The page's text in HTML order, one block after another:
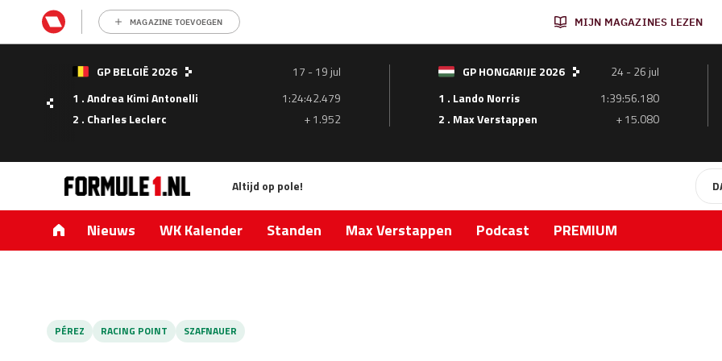
MAGAZINE TOEVOEGEN MIJN MAGAZINES LEZEN
GP BELGIË 2026
17 - 19 jul
1 . Andrea Kimi Antonelli
1:24:42.479
2 . Charles Leclerc
+ 1.952
GP HONGARIJE 2026
24 - 26 jul
1 . Lando Norris
1:39:56.180
2 . Max Verstappen
+ 15.080
Altijd op pole!
Nieuws WK Kalender Standen Max Verstappen Podcast PREMIUM
PÉREZ RACING POINT SZAFNAUER